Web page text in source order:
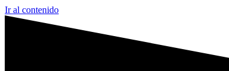
Ir al contenido